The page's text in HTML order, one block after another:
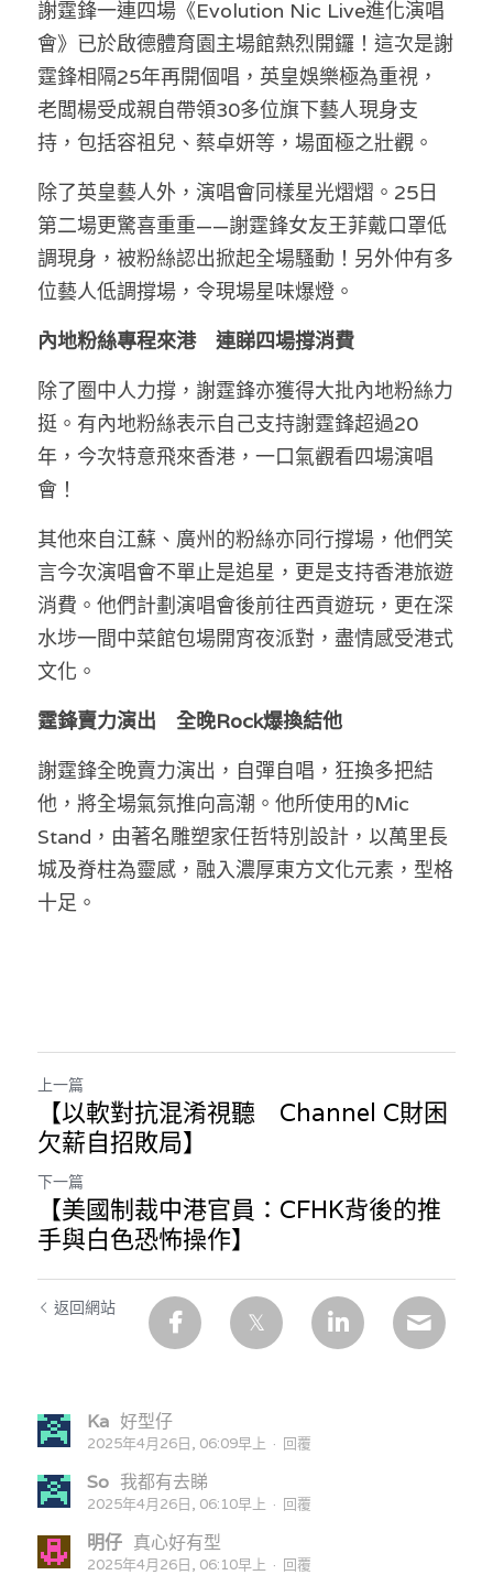
極端暴恐實錄
招國偉專欄
高松傑專欄
林伯強專欄
趙處機專欄
KOL 精選
龔靜儀大律師專欄
陳貴春大律師專欄
羅浚軒專欄
溫志倫專欄
汪明欣專欄
張美雄專欄
莊豪鋒專欄
香港科技專上書院｜專欄
35+顛覆案
花生仔漫畫週記
商戶合作
支持讚助
條款及細則
繁體中文
English
謝霆鋒一連四場《Evolution Nic Live進化演唱
會》已於啟德體育園主場館熱烈開鑼！這次是謝
霆鋒相隔25年再開個唱，英皇娛樂極為重視，
老闆楊受成親自帶領30多位旗下藝人現身支
持，包括容祖兒、蔡卓妍等，場面極之壯觀。
除了英皇藝人外，演唱會同樣星光熠熠。25日
第二場更驚喜重重——謝霆鋒女友王菲戴口罩低
調現身，被粉絲認出掀起全場騷動！另外仲有多
位藝人低調撐場，令現場星味爆燈。
內地粉絲專程來港　連睇四場撐消費
除了圈中人力撐，謝霆鋒亦獲得大批內地粉絲力
挺。有內地粉絲表示自己支持謝霆鋒超過20
年，今次特意飛來香港，一口氣觀看四場演唱
會！
其他來自江蘇、廣州的粉絲亦同行撐場，他們笑
言今次演唱會不單止是追星，更是支持香港旅遊
消費。他們計劃演唱會後前往西貢遊玩，更在深
水埗一間中菜館包場開宵夜派對，盡情感受港式
文化。
霆鋒賣力演出　全晚Rock爆換結他
謝霆鋒全晚賣力演出，自彈自唱，狂換多把結
他，將全場氣氛推向高潮。他所使用的Mic
Stand，由著名雕塑家任哲特別設計，以萬里長
城及脊柱為靈感，融入濃厚東方文化元素，型格
十足。
上一篇
【以軟對抗混淆視聽 Channel C財困
欠薪自招敗局】
下一篇
【美國制裁中港官員：CFHK背後的推
手與白色恐怖操作】
返回網站
Ka 好型仔
2025年4月26日, 06:09早上 · 回覆
So 我都有去睇
2025年4月26日, 06:10早上 · 回覆
明仔 真心好有型
2025年4月26日, 06:10早上 · 回覆